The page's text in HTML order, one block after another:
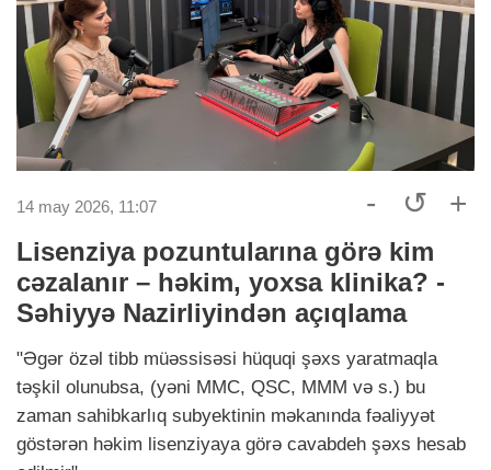
14 may 2026, 11:07 - ↺ +
Lisenziya pozuntularına görə kim
cəzalanır – həkim, yoxsa klinika? -
Səhiyyə Nazirliyindən açıqlama
"Əgər özəl tibb müəssisəsi hüquqi şəxs yaratmaqla
təşkil olunubsa, (yəni MMC, QSC, MMM və s.) bu
zaman sahibkarlıq subyektinin məkanında fəaliyyət
göstərən həkim lisenziyaya görə cavabdeh şəxs hesab